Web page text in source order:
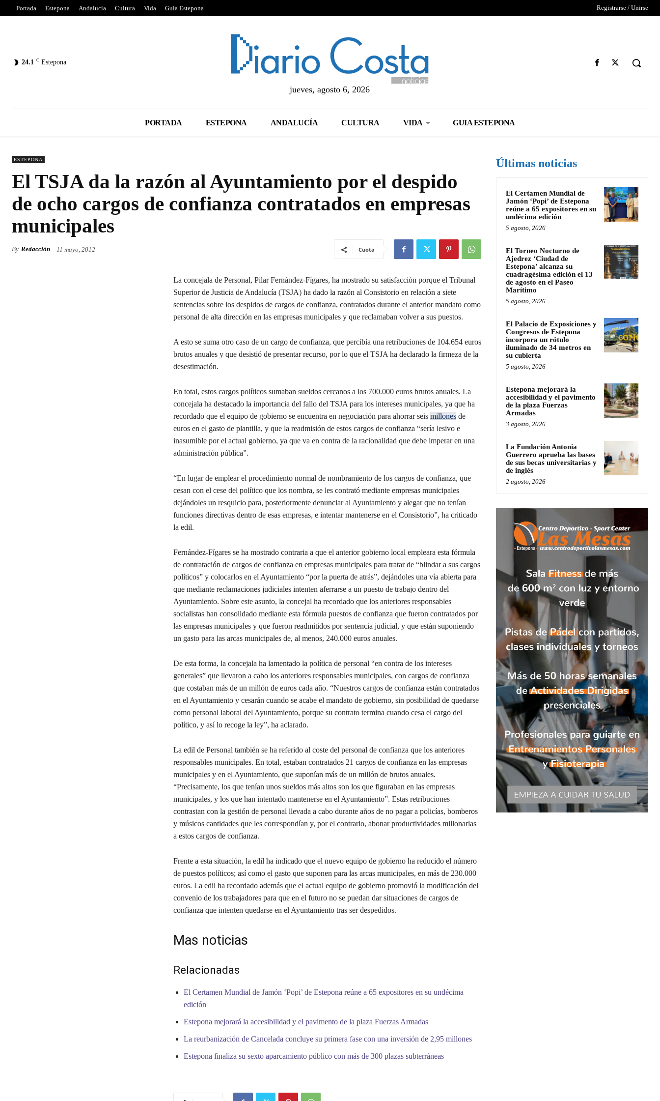
Portada Estepona Andalucía Cultura Vida Guia Estepona Registrarse / Unirse
24.1 C Estepona
jueves, agosto 6, 2026
PORTADA ESTEPONA ANDALUCÍA CULTURA VIDA GUIA ESTEPONA
ESTEPONA
El TSJA da la razón al Ayuntamiento por el despido
de ocho cargos de confianza contratados en empresas
municipales
By Redacción 11 mayo, 2012 Cuota
La concejala de Personal, Pilar Fernández-Fígares, ha mostrado su satisfacción porque el Tribunal
Superior de Justicia de Andalucía (TSJA) ha dado la razón al Consistorio en relación a siete
sentencias sobre los despidos de cargos de confianza, contratados durante el anterior mandato como
personal de alta dirección en las empresas municipales y que reclamaban volver a sus puestos.
A esto se suma otro caso de un cargo de confianza, que percibía una retribuciones de 104.654 euros
brutos anuales y que desistió de presentar recurso, por lo que el TSJA ha declarado la firmeza de la
desestimación.
En total, estos cargos políticos sumaban sueldos cercanos a los 700.000 euros brutos anuales. La
concejala ha destacado la importancia del fallo del TSJA para los intereses municipales, ya que ha
recordado que el equipo de gobierno se encuentra en negociación para ahorrar seis millonesde
euros en el gasto de plantilla, y que la readmisión de estos cargos de confianza “sería lesivo e
inasumible por el actual gobierno, ya que va en contra de la racionalidad que debe imperar en una
administración pública”.
“En lugar de emplear el procedimiento normal de nombramiento de los cargos de confianza, que
cesan con el cese del político que los nombra, se les contrató mediante empresas municipales
dejándoles un resquicio para, posteriormente denunciar al Ayuntamiento y alegar que no tenían
funciones directivas dentro de esas empresas, e intentar mantenerse en el Consistorio”, ha criticado
la edil.
Fernández-Fígares se ha mostrado contraria a que el anterior gobierno local empleara esta fórmula
de contratación de cargos de confianza en empresas municipales para tratar de “blindar a sus cargos
políticos” y colocarlos en el Ayuntamiento “por la puerta de atrás”, dejándoles una vía abierta para
que mediante reclamaciones judiciales intenten aferrarse a un puesto de trabajo dentro del
Ayuntamiento. Sobre este asunto, la concejal ha recordado que los anteriores responsables
socialistas han consolidado mediante esta fórmula puestos de confianza que fueron contratados por
las empresas municipales y que fueron readmitidos por sentencia judicial, y que están suponiendo
un gasto para las arcas municipales de, al menos, 240.000 euros anuales.
De esta forma, la concejala ha lamentado la política de personal “en contra de los intereses
generales” que llevaron a cabo los anteriores responsables municipales, con cargos de confianza
que costaban más de un millón de euros cada año. “Nuestros cargos de confianza están contratados
en el Ayuntamiento y cesarán cuando se acabe el mandato de gobierno, sin posibilidad de quedarse
como personal laboral del Ayuntamiento, porque su contrato termina cuando cesa el cargo del
político, y así lo recoge la ley”, ha aclarado.
La edil de Personal también se ha referido al coste del personal de confianza que los anteriores
responsables municipales. En total, estaban contratados 21 cargos de confianza en las empresas
municipales y en el Ayuntamiento, que suponían más de un millón de brutos anuales.
“Precisamente, los que tenían unos sueldos más altos son los que figuraban en las empresas
municipales, y los que han intentado mantenerse en el Ayuntamiento”. Estas retribuciones
contrastan con la gestión de personal llevada a cabo durante años de no pagar a policías, bomberos
y músicos cantidades que les correspondían y, por el contrario, abonar productividades millonarias
a estos cargos de confianza.
Frente a esta situación, la edil ha indicado que el nuevo equipo de gobierno ha reducido el número
de puestos políticos; así como el gasto que suponen para las arcas municipales, en más de 230.000
euros. La edil ha recordado además que el actual equipo de gobierno promovió la modificación del
convenio de los trabajadores para que en el futuro no se puedan dar situaciones de cargos de
confianza que intenten quedarse en el Ayuntamiento tras ser despedidos.
Mas noticias
Relacionadas
El Certamen Mundial de Jamón ‘Popi’ de Estepona reúne a 65 expositores en su undécima
edición
Estepona mejorará la accesibilidad y el pavimento de la plaza Fuerzas Armadas
La reurbanización de Cancelada concluye su primera fase con una inversión de 2,95 millones
Estepona finaliza su sexto aparcamiento público con más de 300 plazas subterráneas
Últimas noticias
El Certamen Mundial de
Jamón ‘Popi’ de Estepona
reúne a 65 expositores en su
undécima edición
5 agosto, 2026
El Torneo Nocturno de
Ajedrez ‘Ciudad de
Estepona’ alcanza su
cuadragésima edición el 13
de agosto en el Paseo
Marítimo
5 agosto, 2026
El Palacio de Exposiciones y
Congresos de Estepona
incorpora un rótulo
iluminado de 34 metros en
su cubierta
5 agosto, 2026
Estepona mejorará la
accesibilidad y el pavimento
de la plaza Fuerzas
Armadas
3 agosto, 2026
La Fundación Antonia
Guerrero aprueba las bases
de sus becas universitarias y
de inglés
2 agosto, 2026